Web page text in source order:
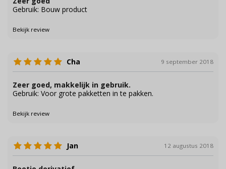
Gebruik: Bouw product
Bekijk review
Cha 9 september 2018
Zeer goed, makkelijk in gebruik.
Gebruik: Voor grote pakketten in te pakken.
Bekijk review
Jan 12 augustus 2018